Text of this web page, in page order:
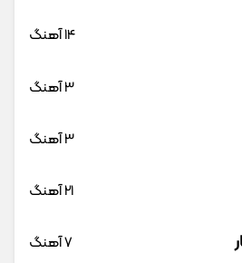
14 آهنگ
3 آهنگ
3 آهنگ
21 آهنگ
7 آهنگ